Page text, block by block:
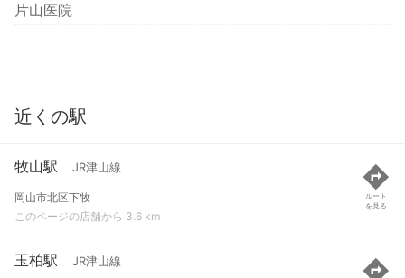
片山医院
近くの駅
牧山駅 JR津山線
岡山市北区下牧
このページの店舗から 3.6 km
ルート
を見る
玉柏駅 JR津山線